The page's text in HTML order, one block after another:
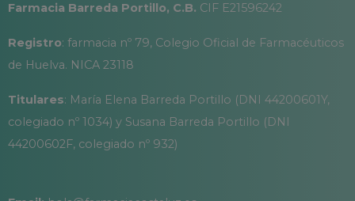
Farmacia Barreda Portillo, C.B. CIF E21596242
Registro: farmacia nº 79, Colegio Oficial de Farmacéuticos
de Huelva. NICA 23118
Titulares: María Elena Barreda Portillo (DNI 44200601Y,
colegiado nº 1034) y Susana Barreda Portillo (DNI
44200602F, colegiado nº 932)